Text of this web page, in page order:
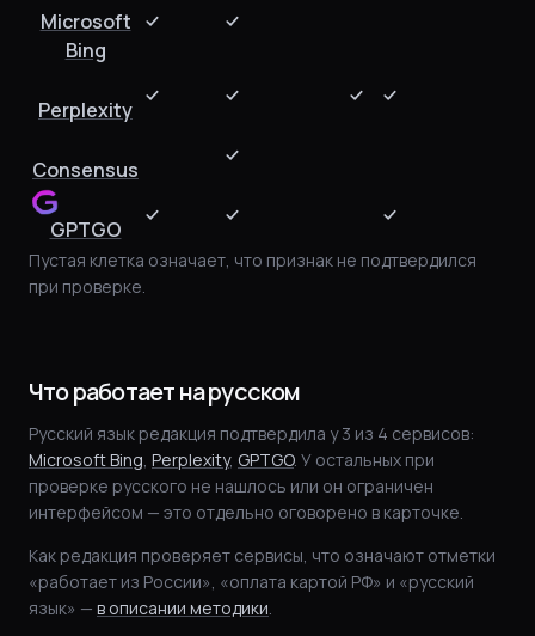
Microsoft
Bing
Perplexity
Consensus
GPTGO
Пустая клетка означает, что признак не подтвердился
при проверке.
Что работает на русском
Русский язык редакция подтвердила у 3 из 4 сервисов:
Microsoft Bing, Perplexity, GPTGO. У остальных при
проверке русского не нашлось или он ограничен
интерфейсом — это отдельно оговорено в карточке.
Как редакция проверяет сервисы, что означают отметки
«работает из России», «оплата картой РФ» и «русский
язык» — в описании методики.